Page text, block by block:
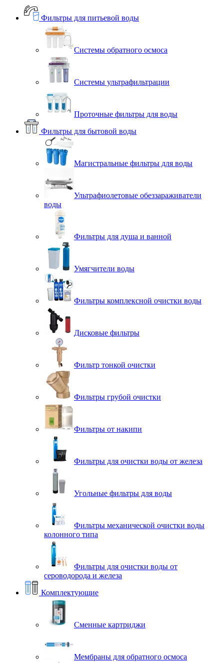
Фильтры для питьевой воды
Системы обратного осмоса
Системы ультрафильтрации
Проточные фильтры для воды
Фильтры для бытовой воды
Магистральные фильтры для воды
Ультрафиолетовые обеззараживатели
воды
Фильтры для душа и ванной
Умягчители воды
Фильтры комплексной очистки воды
Дисковые фильтры
Фильтр тонкой очистки
Фильтры грубой очистки
Фильтры от накипи
Фильтры для очистки воды от железа
Угольные фильтры для воды
Фильтры механической очистки воды
колонного типа
Фильтры для очистки воды от
сероводорода и железа
Комплектующие
Сменные картриджи
Мембраны для обратного осмоса